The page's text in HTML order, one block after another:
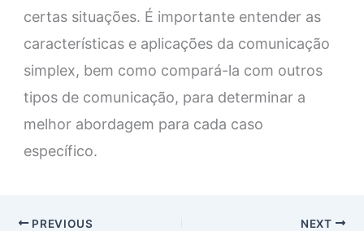
certas situações. É importante entender as
características e aplicações da comunicação
simplex, bem como compará-la com outros
tipos de comunicação, para determinar a
melhor abordagem para cada caso
específico.
PREVIOUS NEXT